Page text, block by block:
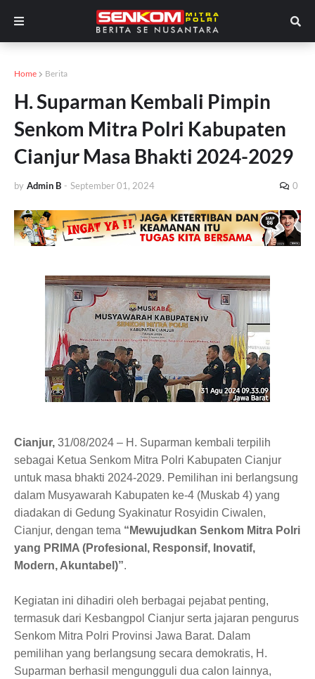
Home Berita
H. Suparman Kembali Pimpin
Senkom Mitra Polri Kabupaten
Cianjur Masa Bhakti 2024-2029
by Admin B - September 01, 2024 0
Cianjur, 31/08/2024 – H. Suparman kembali terpilih
sebagai Ketua Senkom Mitra Polri Kabupaten Cianjur
untuk masa bhakti 2024-2029. Pemilihan ini berlangsung
dalam Musyawarah Kabupaten ke-4 (Muskab 4) yang
diadakan di Gedung Syakinatur Rosyidin Ciwalen,
Cianjur, dengan tema “Mewujudkan Senkom Mitra Polri
yang PRIMA (Profesional, Responsif, Inovatif,
Modern, Akuntabel)”.
Kegiatan ini dihadiri oleh berbagai pejabat penting,
termasuk dari Kesbangpol Cianjur serta jajaran pengurus
Senkom Mitra Polri Provinsi Jawa Barat. Dalam
pemilihan yang berlangsung secara demokratis, H.
Suparman berhasil mengungguli dua calon lainnya,